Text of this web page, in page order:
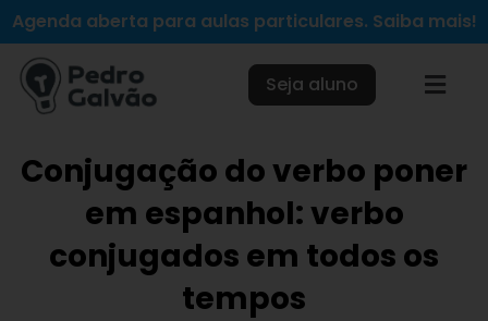
para
conteúdo
Agenda aberta para aulas particulares. Saiba mais!
Seja aluno
Conjugação do verbo poner
em espanhol: verbo
conjugados em todos os
tempos